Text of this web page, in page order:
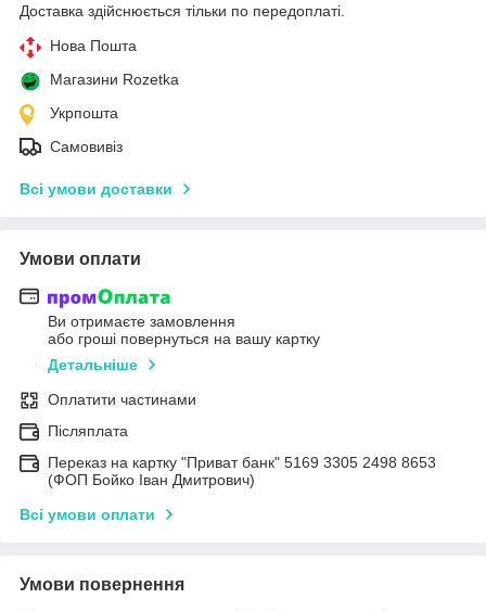
Доставка здійснюється тільки по передоплаті.
Нова Пошта
Магазини Rozetka
Укрпошта
Самовивіз
Всі умови доставки
Умови оплати
Ви отримаєте замовлення
або гроші повернуться на вашу картку
Детальніше
Оплатити частинами
Післяплата
Переказ на картку "Приват банк" 5169 3305 2498 8653
(ФОП Бойко Іван Дмитрович)
Всі умови оплати
Умови повернення